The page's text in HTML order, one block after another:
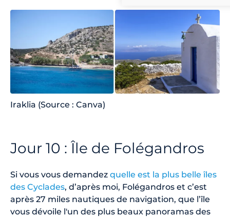
Iraklia (Source : Canva)
Jour 10 : Île de Folégandros
Si vous vous demandez quelle est la plus belle îles
des Cyclades, d’après moi, Folégandros et c’est
après 27 miles nautiques de navigation, que l’île
vous dévoile l'un des plus beaux panoramas des